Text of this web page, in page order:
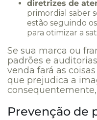
diretrizes de
primordial saber
estão seguindo os
para otimizar a
Se sua marca ou
padrões e
venda fará as
que prejudica a
consequentemente,
Prevenção de